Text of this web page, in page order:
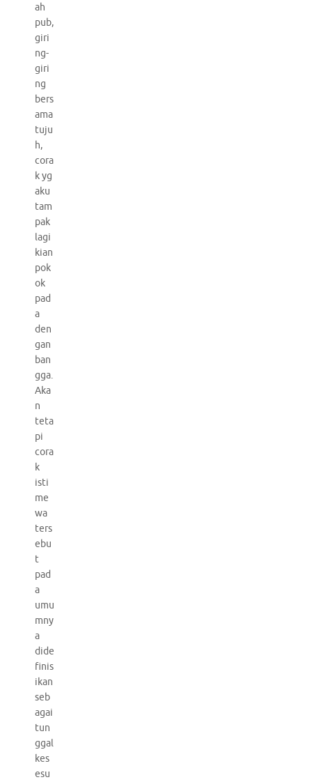
ah
pub,
giri
ng-
giri
ng
bers
ama
tuju
h,
cora
k yg
aku
tam
pak
lagi
kian
pok
ok
pad
a
den
gan
ban
gga.
Aka
n
teta
pi
cora
k
isti
me
wa
ters
ebu
t
pad
a
umu
mny
a
dide
finis
ikan
seb
agai
tun
ggal
kes
esu